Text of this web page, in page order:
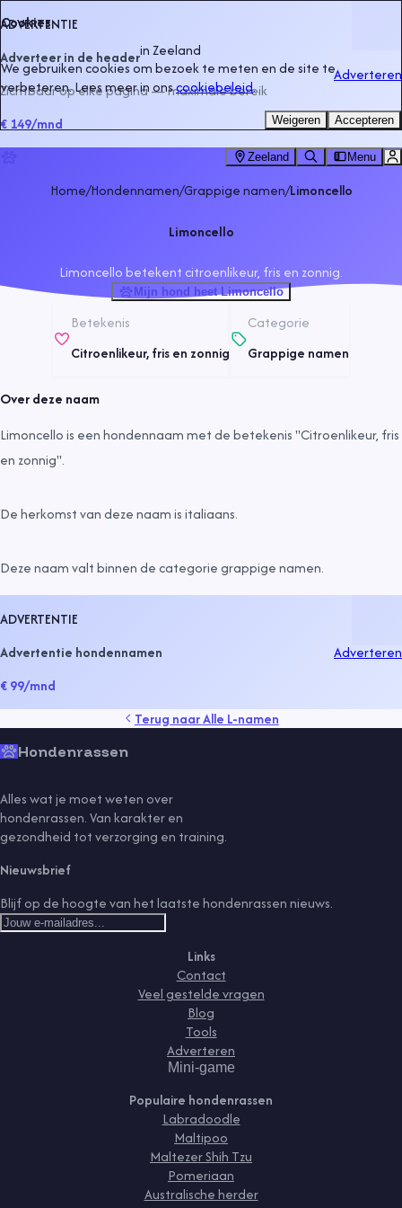
ADVERTENTIE
Adverteer in de headerinZeeland
Zichtbaar op elke pagina — maximale bereik
€ 149/mnd
Adverteren
Zeeland Menu
Home/Hondennamen/Grappige namen/Limoncello
Limoncello
Limoncello betekent citroenlikeur, fris en zonnig.
Mijn hond heet Limoncello
Betekenis
Citroenlikeur, fris en zonnig
Categorie
Grappige namen
Over deze naam
Limoncello is een hondennaam met de betekenis "Citroenlikeur, fris
en zonnig".
De herkomst van deze naam isitaliaans.
Deze naam valt binnen de categoriegrappige namen.
ADVERTENTIE
Advertentie hondennamen
€ 99/mnd
Adverteren
Terug naarAlle L-namen
Hondenrassen
Alles wat je moet weten over
hondenrassen. Van karakter en
gezondheid tot verzorging en training.
Nieuwsbrief
Blijf op de hoogte van het laatste hondenrassen nieuws.
Links
Contact
Veel gestelde vragen
Blog
Tools
Adverteren
Mini-game
Populaire hondenrassen
Labradoodle
Maltipoo
Maltezer Shih Tzu
Pomeriaan
Australische herder
Cookies
We gebruiken cookies om bezoek te meten en de site te
verbeteren. Lees meer in onscookiebeleid.
Weigeren Accepteren